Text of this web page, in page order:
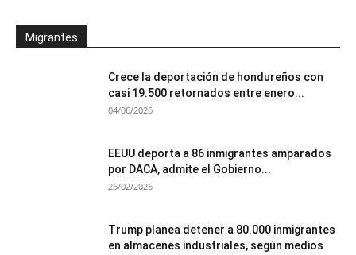
Migrantes
Crece la deportación de hondureños con
casi 19.500 retornados entre enero...
04/06/2026
EEUU deporta a 86 inmigrantes amparados
por DACA, admite el Gobierno...
26/02/2026
Trump planea detener a 80.000 inmigrantes
en almacenes industriales, según medios